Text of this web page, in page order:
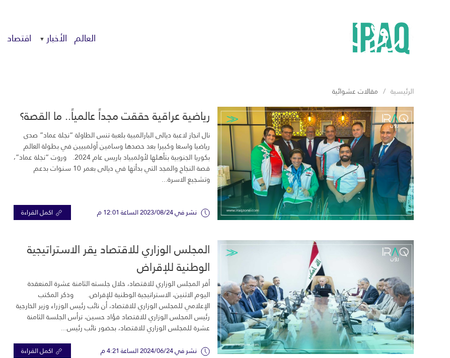
العالم الأخبار اقتصاد
الرئيسية مقالات عشوائية
رياضية عراقية حققت مجداً عالمياً.. ما القصة؟
نال انجاز لاعبة ديالى البارالمبية بلعبة تنس الطاولة “نجلة عماد” صدى
رياضيا واسعا وكبيرا بعد حصدها وسامين أولمبيين في بطولة العالم
بكوريا الجنوبية بتأهلها لأولمبياد باريس عام 2024. وروت “نجلة عماد”،
قصة النجاح والمجد التي بدأتها في ديالى بعمر 10 سنوات بدعم
وتشجيع الاسرة...
نشر في 2023/08/24 الساعة 12:01 م اكمل القراءة
المجلس الوزاري للاقتصاد يقر الاستراتيجية
الوطنية للإقراض
أقر المجلس الوزاري للاقتصاد، خلال جلسته الثامنة عشرة المنعقدة
اليوم الاثنين، الاستراتيجية الوطنية للإقراض. وذكر المكتب
الإعلامي للمجلس الوزاري للاقتصاد، أن نائب رئيس الوزراء وزير الخارجية
رئيس المجلس الوزاري للاقتصاد فؤاد حسين، ترأس الجلسة الثامنة
عشرة للمجلس الوزاري للاقتصاد، بحضور نائب رئيس...
نشر في 2024/06/24 الساعة 4:21 م اكمل القراءة